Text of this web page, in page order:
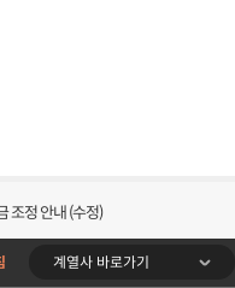
(7/22)
조정 안내 (수정)
의 건 (7/1)계열사 바로가기